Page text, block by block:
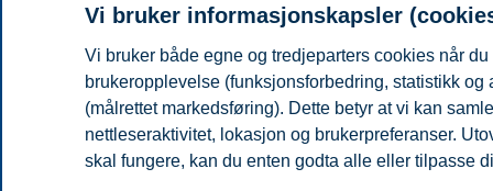
Vi bruker informasjonskapsler
Vi bruker både egne og tredjeparters cookies når
brukeropplevelse (funksjonsforbedring, statistikk
(målrettet markedsføring). Dette betyr at vi kan
nettleseraktivitet, lokasjon og brukerpreferanser.
skal fungere, kan du enten godta alle eller tilpasse